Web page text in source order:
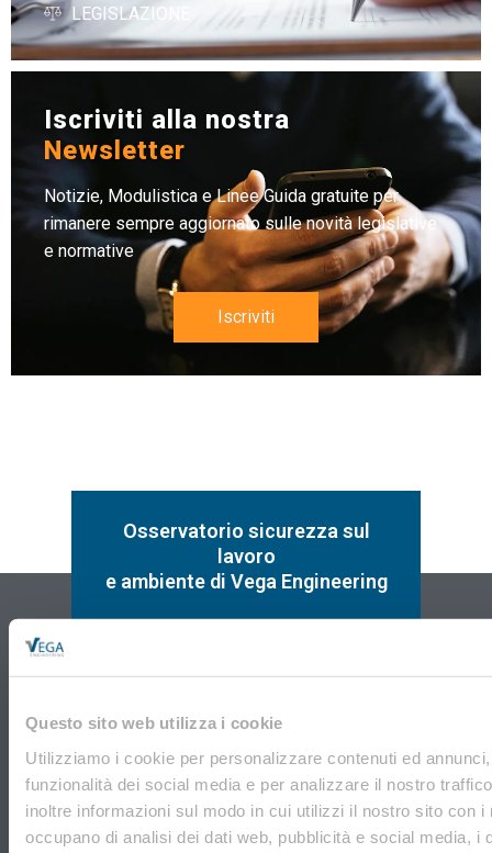
Questo sito web utilizza i cookie
Utilizziamo i cookie per personalizzare contenuti ed
funzionalità dei social media e per analizzare il nostro
inoltre informazioni sul modo in cui utilizzi il nostro sito con i
occupano di analisi dei dati web, pubblicità e social media, i
LEGISLAZIONE
Iscriviti alla nostra
Newsletter
Notizie, Modulistica e Linee Guida gratuite per
rimanere sempre aggiornato sulle novità legislative
e normative
Iscriviti
Osservatorio sicurezza sul
lavoro
e ambiente di Vega Engineering
SCOPRI DI PIÙ